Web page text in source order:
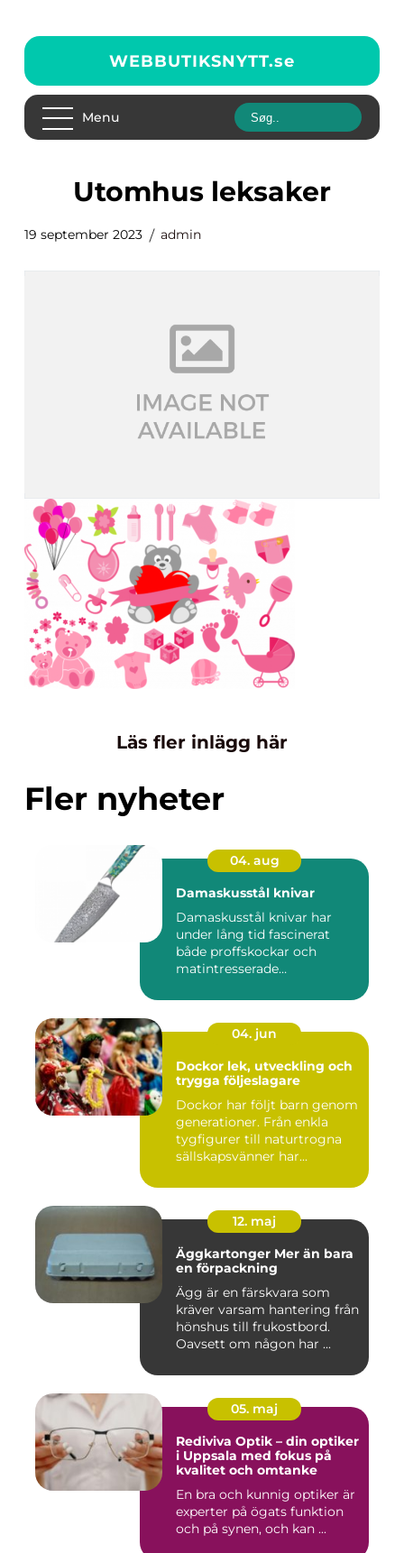
WEBBUTIKSNYTT.se
Menu
utomhus leksaker
19 september 2023 admin
Läs fler inlägg här
Fler nyheter
04. aug
Damaskusstål knivar
Damaskusstål knivar har
under lång tid fascinerat
både proffskockar och
matintresserade
04. jun
Dockor lek, utveckling och
trygga följeslagare
Dockor har följt barn genom
generationer. Från enkla
tygfigurer till naturtrogna
sällskapsvänner har...
12. maj
Äggkartonger Mer än bara
en förpackning
Ägg är en färskvara som
kräver varsam hantering från
hönshus till frukostbord.
Oavsett om någon har ...
05. maj
Rediviva Optik – din optiker
i Uppsala med fokus på
kvalitet och omtanke
En bra och kunnig optiker är
experter på ögats funktion
och på synen, och kan ...